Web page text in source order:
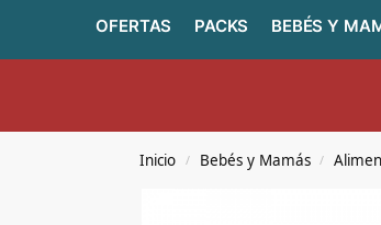
OFERTAS PACKS BEBÉS Y
Inicio / Bebés y Mamás /